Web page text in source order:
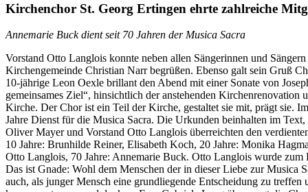
Kirchenchor St. Georg Ertingen ehrte zahlreiche
Annemarie Buck dient seit 70 Jahren der Musica Sacra
Vorstand Otto Langlois konnte neben allen Sängerinnen und
Kirchengemeinde Christian Narr begrüßen. Ebenso galt sein Gruß
10-jährige Leon Oexle brillant den Abend mit einer Sonate von
gemeinsames Ziel“, hinsichtlich der anstehenden
Kirche. Der Chor ist ein Teil der Kirche, gestaltet sie mit, prägt sie.
Jahre Dienst für die Musica Sacra. Die Urkunden beinhalten im
Oliver Mayer und Vorstand Otto Langlois überreichten den
10 Jahre: Brunhilde Reiner, Elisabeth Koch, 20 Jahre: Monika
Otto Langlois, 70 Jahre: Annemarie Buck. Otto Langlois wurde
Das ist Gnade: Wohl dem Menschen der in dieser Liebe zur Musica
auch, als junger Mensch eine grundliegende Entscheidung zu